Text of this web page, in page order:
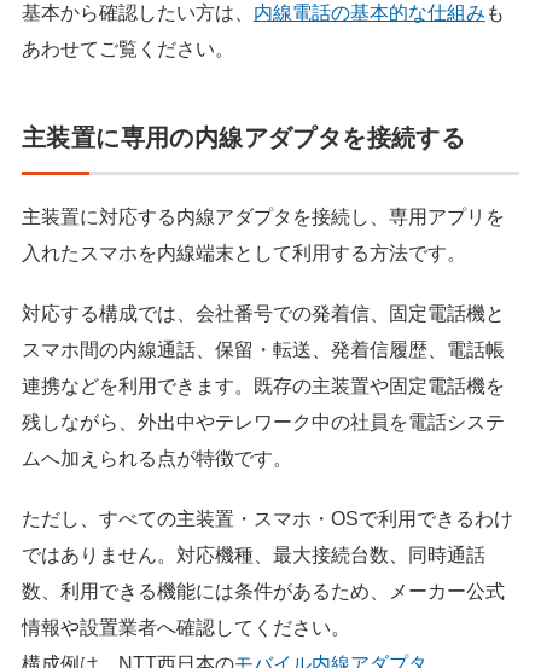
基本から確認したい方は、 内線電話の基本的な仕組み も
あわせてご覧ください。
主装置に専用の内線アダプタを接続する
主装置に対応する内線アダプタを接続し、専用アプリを
入れたスマホを内線端末として利用する方法です。
対応する構成では、会社番号での発着信、固定電話機と
スマホ間の内線通話、保留・転送、発着信履歴、電話帳
連携などを利用できます。既存の主装置や固定電話機を
残しながら、外出中やテレワーク中の社員を電話システ
ムへ加えられる点が特徴です。
ただし、すべての主装置・スマホ・OSで利用できるわけ
ではありません。対応機種、最大接続台数、同時通話
数、利用できる機能には条件があるため、メーカー公式
情報や設置業者へ確認してください。
構成例は、NTT西日本のモバイル内線アダプタ